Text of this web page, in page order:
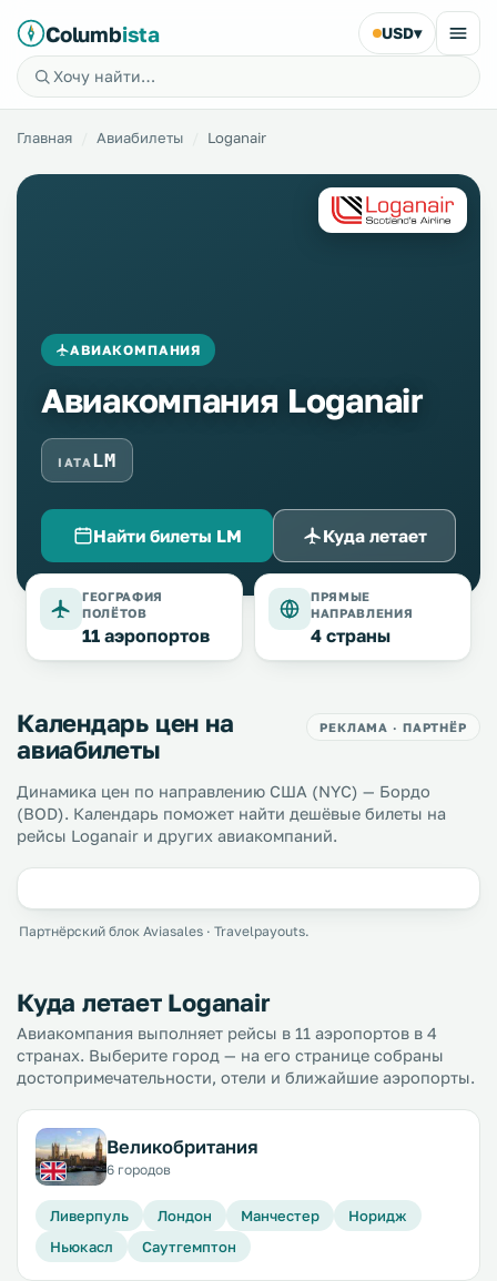
Columbista USD▾
Главная Авиабилеты Loganair
АВИАКОМПАНИЯ
Авиакомпания Loganair
IATA LM
Найти билеты LM Куда летает
ГЕОГРАФИЯ
ПОЛЁТОВ
11 аэропортов
ПРЯМЫЕ
НАПРАВЛЕНИЯ
4 страны
Календарь цен на
авиабилеты
РЕКЛАМА · ПАРТНЁР
Динамика цен по направлению США (NYC) — Бордо
(BOD). Календарь поможет найти дешёвые билеты на
рейсы Loganair и других авиакомпаний.
Партнёрский блок Aviasales · Travelpayouts.
Куда летает Loganair
Авиакомпания выполняет рейсы в 11 аэропортов в 4
странах. Выберите город — на его странице собраны
достопримечательности, отели и ближайшие аэропорты.
Великобритания
6 городов
Ливерпуль Лондон Манчестер
Норидж
Ньюкасл
Саутгемптон